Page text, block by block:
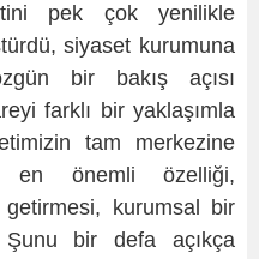
pek çok yenilikle
siyaset kurumuna
bir bakış açısı
farklı bir yaklaşımla
tam merkezine
en önemli özelliği,
kurumsal bir
Şunu bir defa açıkça